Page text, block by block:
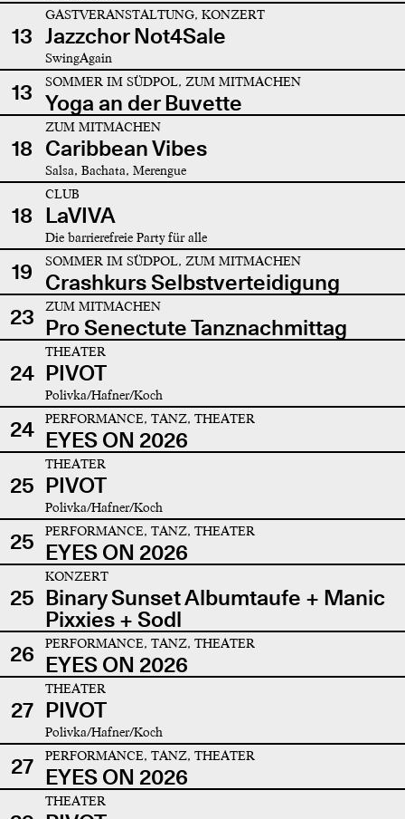
13
GASTVERANSTALTUNG, KONZERT
Jazzchor Not4Sale
SwingAgain
13 SOMMER IM SÜDPOL, ZUM MITMACHEN
Yoga an der Buvette
18
ZUM MITMACHEN
Caribbean Vibes
Salsa, Bachata, Merengue
18
CLUB
LaVIVA
Die barrierefreie Party für alle
19 SOMMER IM SÜDPOL, ZUM MITMACHEN
Crashkurs Selbstverteidigung
23
ZUM MITMACHEN
Pro Senectute Tanznachmittag
24
THEATER
PIVOT
Polivka/Hafner/Koch
24 PERFORMANCE, TANZ, THEATER
EYES ON 2026
25
THEATER
PIVOT
Polivka/Hafner/Koch
25 PERFORMANCE, TANZ, THEATER
EYES ON 2026
25
KONZERT
Binary Sunset Albumtaufe + Manic
Pixxies + Sodl
26
PERFORMANCE, TANZ, THEATER
EYES ON 2026
27
THEATER
PIVOT
Polivka/Hafner/Koch
27 PERFORMANCE, TANZ, THEATER
EYES ON 2026
THEATER